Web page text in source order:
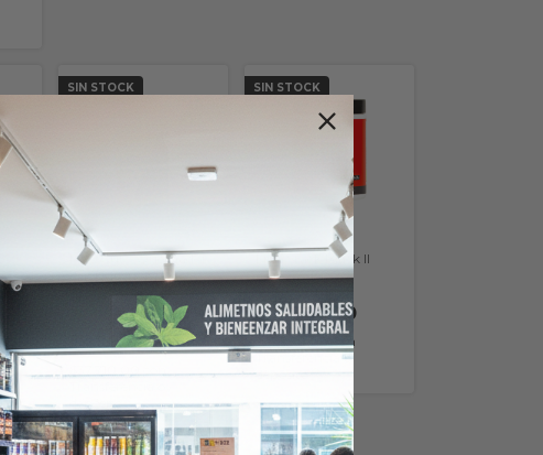
SIN STOCK
Lipo Cut - Quemador
(NF Nutrition)
★★ 4.0 (1)
$41.900,00
con
depósito
SIN STOCK
Lipo Stack Black II
(Ultratech)
$53.300,00
con
Transferencia o
depósito